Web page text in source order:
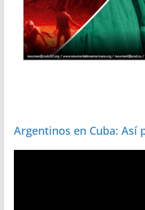
Argentinos en Cuba: Así